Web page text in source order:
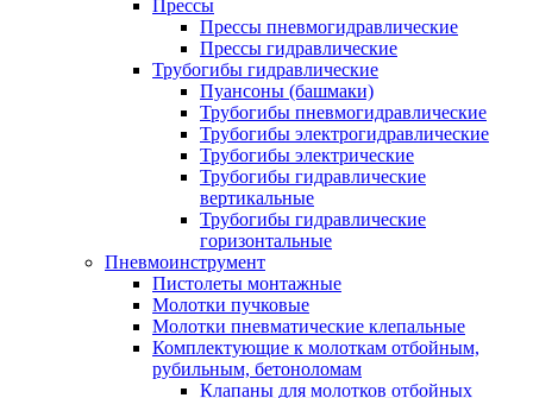
Прессы
Прессы пневмогидравлические
Прессы гидравлические
Трубогибы гидравлические
Пуансоны (башмаки)
Трубогибы пневмогидравлические
Трубогибы электрогидравлические
Трубогибы электрические
Трубогибы гидравлические
вертикальные
Трубогибы гидравлические
горизонтальные
Пневмоинструмент
Пистолеты монтажные
Молотки пучковые
Молотки пневматические клепальные
Комплектующие к молоткам отбойным,
рубильным, бетоноломам
Клапаны для молотков отбойных